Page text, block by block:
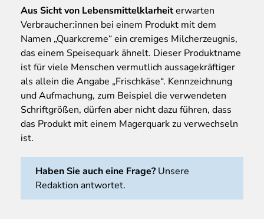
Aus Sicht von Lebensmittelklarheiterwarten
Verbraucher:innen bei einem Produkt mit dem
Namen „Quarkcreme“ ein cremiges Milcherzeugnis,
das einem Speisequark ähnelt. Dieser Produktname
ist für viele Menschen vermutlich aussagekräftiger
als allein die Angabe „Frischkäse“. Kennzeichnung
und Aufmachung, zum Beispiel die verwendeten
Schriftgrößen, dürfen aber nicht dazu führen, dass
das Produkt mit einem Magerquark zu verwechseln
ist.
Haben Sie auch eine Frage? Unsere
Redaktion antwortet.